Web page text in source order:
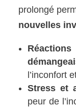
prolongé
nouvelles
l’inconfort
Stress et
peur de